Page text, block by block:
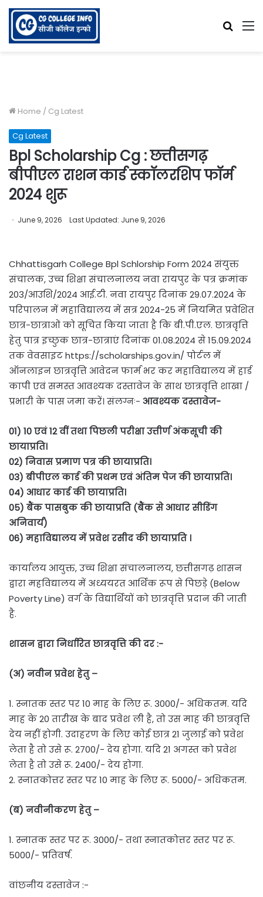
Home / Cg Latest
Cg Latest
Bpl Scholarship Cg : छत्तीसगढ़
बीपीएल राशन कार्ड स्कॉलरशिप फॉर्म
2024 शुरू
June 9, 2026 Last Updated: June 9, 2026
Chhattisgarh College Bpl Schlorship Form 2024 संयुक्त
संचालक, उच्च शिक्षा संचालनालय नवा रायपुर के पत्र क्रमांक
203/आउशि/2024 आई.टी. नवा रायपुर दिनांक 29.07.2024 के
परिपालन में महाविद्यालय में सत्र 2024-25 में नियमित प्रवेशित
छात्र-छात्राओं को सूचित किया जाता है कि बी.पी.एल. छात्रवृत्ति
हेतु पात्र इच्छुक छात्र-छात्राएं दिनांक 01.08.2024 से 15.09.2024
तक वेवसाइट https://scholarships.gov.in/ पोर्टल में
ऑनलाइन छात्रवृत्ति आवेदन फार्म भर कर महाविद्यालय में हार्ड
कापी एवं समस्त आवश्यक दस्तावेज के साथ छात्रवृत्ति शाखा /
प्रभारी के पास जमा करें। संलग्नः- आवश्यक दस्तावेज-
01) 10 एवं 12 वीं तथा पिछली परीक्षा उत्तीर्ण अंकसूची की
छायाप्रति।
02) निवास प्रमाण पत्र की छायाप्रति।
03) बीपीएल कार्ड की प्रथम एवं अंतिम पेज की छायाप्रति।
04) आधार कार्ड की छायाप्रति।
05) बैंक पासबुक की छायाप्रति (बैंक से आधार सीडिंग
अनिवार्य)
06) महाविद्यालय में प्रवेश रसीद की छायाप्रति ।
कार्यालय आयुक्त, उच्च शिक्षा संचालनालय, छत्तीसगढ़ शासन
द्वारा महविद्यालय में अध्ययरत आर्थिक रूप से पिछड़े (Below
Poverty Line) वर्ग के विद्यार्थियों को छात्रवृत्ति प्रदान की जाती
है.
शासन द्वारा निर्धारित छात्रवृत्ति की दर :-
(अ) नवीन प्रवेश हेतु –
1. स्नातक स्तर पर 10 माह के लिए रू. 3000/- अधिकतम. यदि
माह के 20 तारीख के बाद प्रवेश ली है, तो उस माह की छात्रवृत्ति
देय नहीं होगी. उदाहरण के लिए कोई छात्र 21 जुलाई को प्रवेश
लेता है तो उसे रू. 2700/- देय होगा. यदि 21 अगस्त को प्रवेश
लेता है तो उसे रू. 2400/- देय होगा.
2. स्नातकोत्तर स्तर पर 10 माह के लिए रू. 5000/- अधिकतम.
(ब) नवीनीकरण हेतु –
1. स्नातक स्तर पर रू. 3000/- तथा स्नातकोत्तर स्तर पर रू.
5000/- प्रतिवर्ष.
वांछनीय दस्तावेज :-